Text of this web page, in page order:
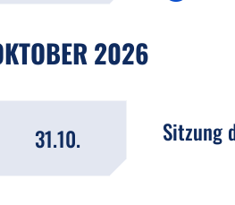
2026
31.10. Sitzung